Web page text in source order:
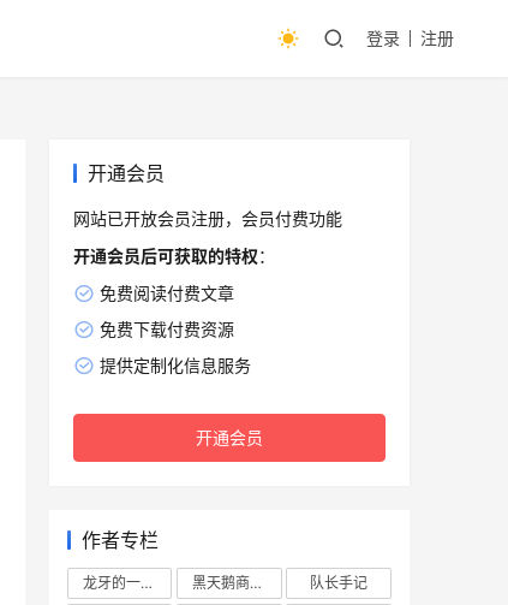
登录 注册
开通会员
网站已开放会员注册，会员付费功能
开通会员后可获取的特权：
免费阅读付费文章
免费下载付费资源
提供定制化信息服务
开通会员
作者专栏
龙牙的一座山 黑天鹅商业情报站
队长手记